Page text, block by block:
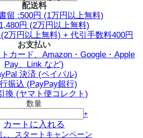
配送料
留 :500円 (1万円以上無料)
円 (2万円以上無料)
万円以上無料) + 代引手数料400円
お支払い
カード、Amazon・Google・Apple
Pay、Link など)
決済 (ペイパル)
振込 (PayPay銀行)
換 (ヤマト便コレクト)
数量
+
カートに入れる